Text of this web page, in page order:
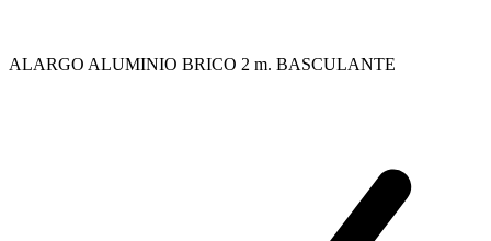
ALARGO ALUMINIO BRICO 2 m. BASCULANTE